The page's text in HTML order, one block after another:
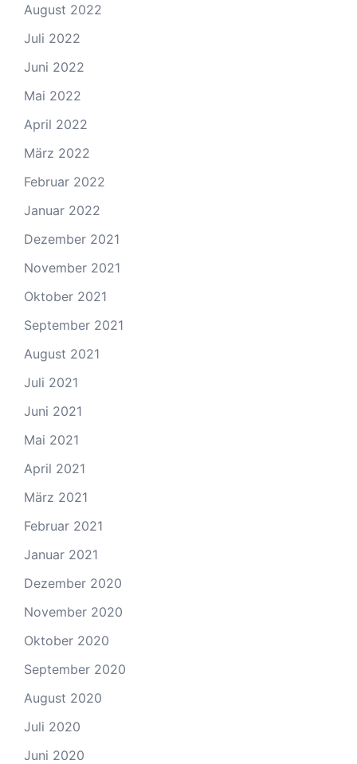
August 2022
Juli 2022
Juni 2022
Mai 2022
April 2022
März 2022
Februar 2022
Januar 2022
Dezember 2021
November 2021
Oktober 2021
September 2021
August 2021
Juli 2021
Juni 2021
Mai 2021
April 2021
März 2021
Februar 2021
Januar 2021
Dezember 2020
November 2020
Oktober 2020
September 2020
August 2020
Juli 2020
Juni 2020